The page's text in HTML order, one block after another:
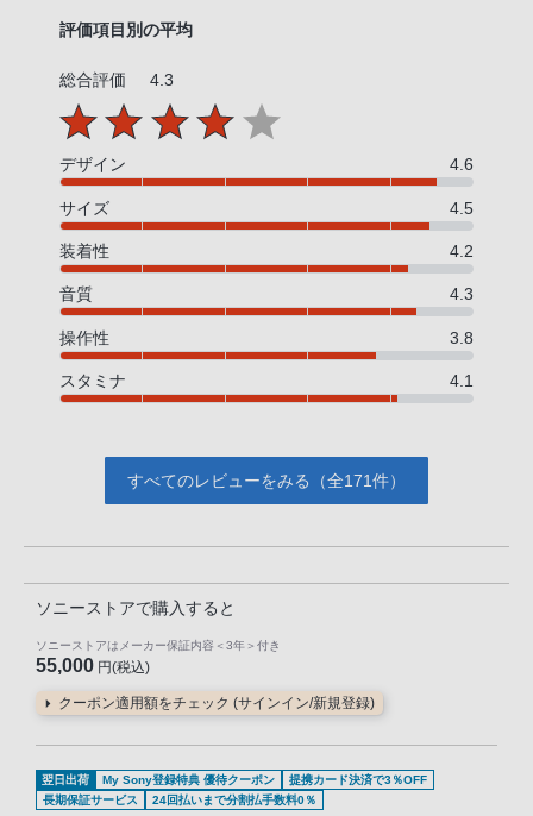
評価項目別の平均
総合評価 4.3
デザイン 4.6
サイズ 4.5
装着性 4.2
音質 4.3
操作性 3.8
スタミナ 4.1
すべてのレビューをみる（全171件）
ソニーストアで購入すると
ソニーストアはメーカー保証内容 ＜3年＞ 付き
55,000 円(税込)
クーポン適用額をチェック (サインイン/新規登録)
翌日出荷 My Sony登録特典 優待クーポン
提携カード決済で3％OFF
長期保証サービス
24回払いまで分割払手数料0％